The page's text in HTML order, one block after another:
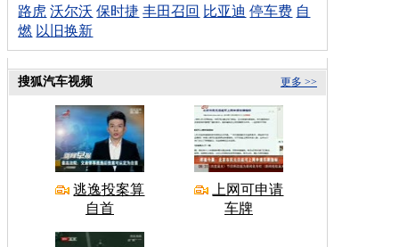
路虎 沃尔沃 保时捷 丰田召回 比亚迪 停车费 自
燃 以旧换新
更多 >>
搜狐汽车视频
逃逸投案算
自首
上网可申请
车牌